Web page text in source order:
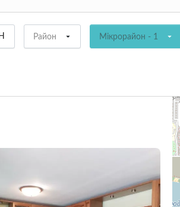
Район Мікрорайон - 1